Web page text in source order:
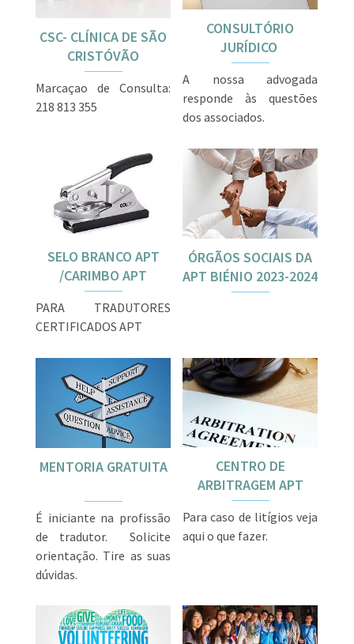
CSC- CLÍNICA DE SÃO
CRISTÓVÃO
Marcaçao de Consulta:
218 813 355
CONSULTÓRIO
JURÍDICO
A nossa advogada
responde às questões
dos associados.
SELO BRANCO APT
/CARIMBO APT
PARA TRADUTORES
CERTIFICADOS APT
ÓRGÃOS SOCIAIS DA
APT BIÉNIO 2023-2024
MENTORIA GRATUITA
É iniciante na profissão
de tradutor. Solicite
orientação. Tire as suas
dúvidas.
CENTRO DE
ARBITRAGEM APT
Para caso de litígios veja
aqui o que fazer.